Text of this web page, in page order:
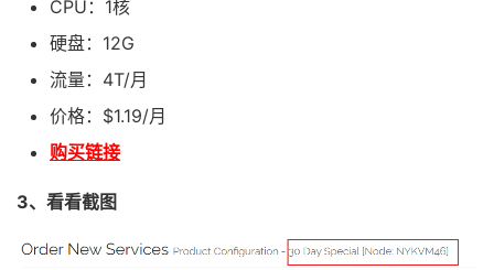
CPU：1核
硬盘：12G
流量：4T/月
价格：$1.19/月
购买链接
3、看看截图